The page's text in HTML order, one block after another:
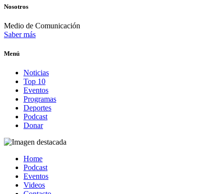
Nosotros
Medio de Comunicación
Saber más
Menú
Noticias
Top 10
Eventos
Programas
Deportes
Podcast
Donar
Home
Podcast
Eventos
Videos